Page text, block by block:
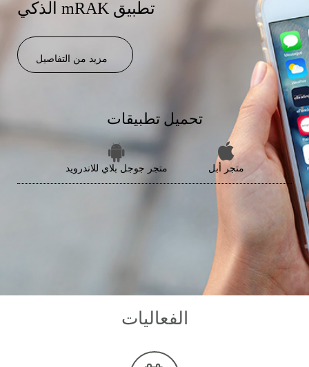
الذكي mRAK تطبيق
مزيد من التفاصيل
تحميل تطبيقات
متجر أبل متجر جوجل بلاي للاندرويد
الفعاليات